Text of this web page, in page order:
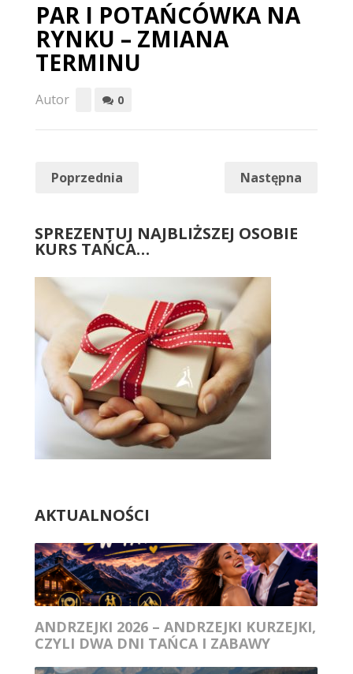
PAR I POTAŃCÓWKA NA
RYNKU – ZMIANA
TERMINU
Autor 0
Poprzednia Następna
SPREZENTUJ NAJBLIŻSZEJ OSOBIE
KURS TAŃCA…
AKTUALNOŚCI
ANDRZEJKI 2026 – ANDRZEJKI KURZEJKI,
CZYLI DWA DNI TAŃCA I ZABAWY